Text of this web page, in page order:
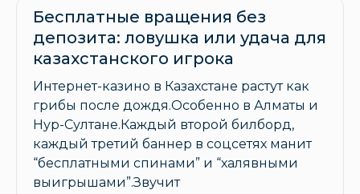
Бесплатные вращения без
депозита: ловушка или удача для
казахстанского игрока
Интернет-казино в Казахстане растут как
грибы после дождя.Особенно в Алматы и
Нур-Султане.Каждый второй билборд,
каждый третий баннер в соцсетях манит
“бесплатными спинами” и “халявными
выигрышами”.Звучит